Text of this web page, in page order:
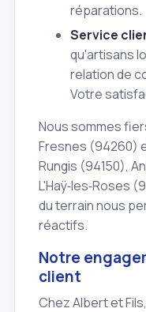
réparations.
Service
qu'artisans
relation de
Votre
Nous sommes
Fresnes (94260)
Rungis (94150),
L'Haÿ‑les‑Roses
du terrain nous
réactifs.
Notre
client
Chez Albert et